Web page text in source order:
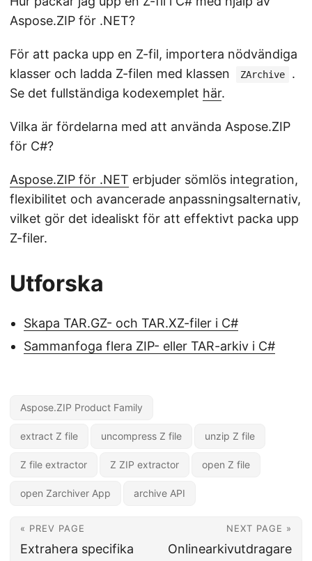
Aspose.ZIP för .NET?
För att packa upp en Z-fil, importera nödvändiga
klasser och ladda Z-filen med klassen
ZArchive
.
Se det fullständiga kodexemplet här.
Vilka är fördelarna med att använda Aspose.ZIP
för C#?
Aspose.ZIP för .NET erbjuder sömlös integration,
flexibilitet och avancerade anpassningsalternativ,
vilket gör det idealiskt för att effektivt packa upp
Z-filer.
Utforska
Skapa TAR.GZ- och TAR.XZ-filer i C#
Sammanfoga flera ZIP- eller TAR-arkiv i C#
Aspose.ZIP Product Family
extract Z file uncompress Z file unzip Z file
Z file extractor Z ZIP extractor open Z file
open Zarchiver App archive API
« PREV PAGE
Extrahera specifika
NEXT PAGE »
Onlinearkivutdragare